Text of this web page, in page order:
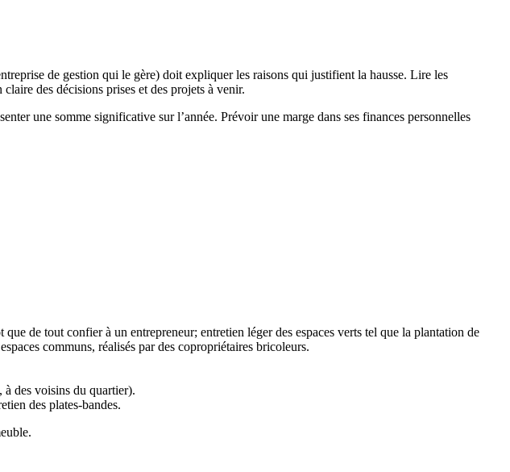
de gestion qui le gère) doit expliquer les raisons qui justifient la hausse. Lire les
des décisions prises et des projets à venir.
une somme significative sur l’année. Prévoir une marge dans ses finances personnelles
de tout confier à un entrepreneur; entretien léger des espaces verts tel que la plantation de
communs, réalisés par des copropriétaires bricoleurs.
à des voisins du quartier).
des plates-bandes.